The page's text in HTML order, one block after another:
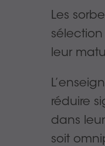
Les
sélection
leur
réduire
dans
soit